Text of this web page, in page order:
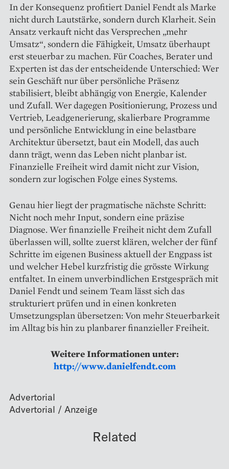
In der Konsequenz profitiert Daniel Fendt als Marke
nicht durch Lautstärke, sondern durch Klarheit. Sein
Ansatz verkauft nicht das Versprechen „mehr
Umsatz“, sondern die Fähigkeit, Umsatz überhaupt
erst steuerbar zu machen. Für Coaches, Berater und
Experten ist das der entscheidende Unterschied: Wer
sein Geschäft nur über persönliche Präsenz
stabilisiert, bleibt abhängig von Energie, Kalender
und Zufall. Wer dagegen Positionierung, Prozess und
Vertrieb, Leadgenerierung, skalierbare Programme
und persönliche Entwicklung in eine belastbare
Architektur übersetzt, baut ein Modell, das auch
dann trägt, wenn das Leben nicht planbar ist.
Finanzielle Freiheit wird damit nicht zur Vision,
sondern zur logischen Folge eines Systems.
Genau hier liegt der pragmatische nächste Schritt:
Nicht noch mehr Input, sondern eine präzise
Diagnose. Wer finanzielle Freiheit nicht dem Zufall
überlassen will, sollte zuerst klären, welcher der fünf
Schritte im eigenen Business aktuell der Engpass ist
und welcher Hebel kurzfristig die grösste Wirkung
entfaltet. In einem unverbindlichen Erstgespräch mit
Daniel Fendt und seinem Team lässt sich das
strukturiert prüfen und in einen konkreten
Umsetzungsplan übersetzen: Von mehr Steuerbarkeit
im Alltag bis hin zu planbarer finanzieller Freiheit.
Weitere Informationen unter:
http://www.danielfendt.com
Advertorial
Related